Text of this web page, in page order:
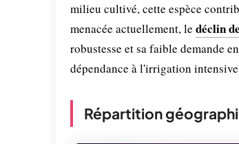
milieu cultivé, cette espèce
menacée actuellement, le déclin
robustesse et sa faible demande
dépendance à l'irrigation
Répartition